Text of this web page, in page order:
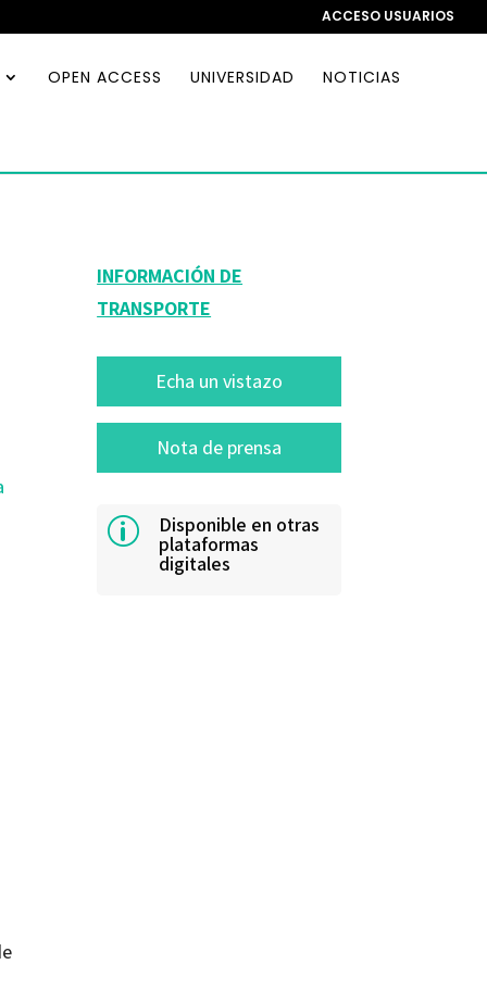
ACCESO USUARIOS
OPEN ACCESS UNIVERSIDAD NOTICIAS
INFORMACIÓN DE
TRANSPORTE
Echa un vistazo
Nota de prensa
p Disponible en otras
plataformas
digitales